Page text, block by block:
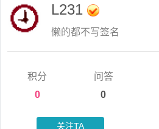
L231
懒的都不写签名
积分
0
问答
0
关注TA